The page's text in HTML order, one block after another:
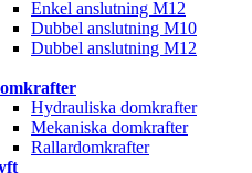
Enkel anslutning M12
Dubbel anslutning M10
Dubbel anslutning M12
Hydrauliska domkrafter
Mekaniska domkrafter
Rallardomkrafter